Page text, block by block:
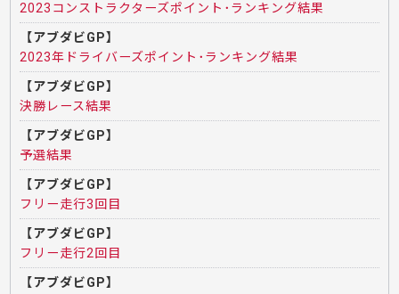
2023コンストラクターズポイント･ランキング結果
【アブダビGP】
2023年ドライバーズポイント･ランキング結果
【アブダビGP】
決勝レース結果
【アブダビGP】
予選結果
【アブダビGP】
フリー走行3回目
【アブダビGP】
フリー走行2回目
【アブダビGP】